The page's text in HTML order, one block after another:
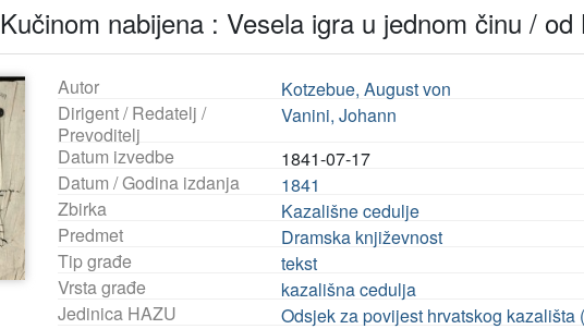
Kučinom nabijena : Vesela igra u jednom činu / od
Autor
Kotzebue, August von
Dirigent / Redatelj /
Prevoditelj
Vanini, Johann
Datum izvedbe
1841-07-17
Datum / Godina izdanja
1841
Zbirka
Kazališne cedulje
Predmet
Dramska književnost
Tip građe
tekst
Vrsta građe
kazališna cedulja
Jedinica HAZU
Odsjek za povijest hrvatskog kazališta